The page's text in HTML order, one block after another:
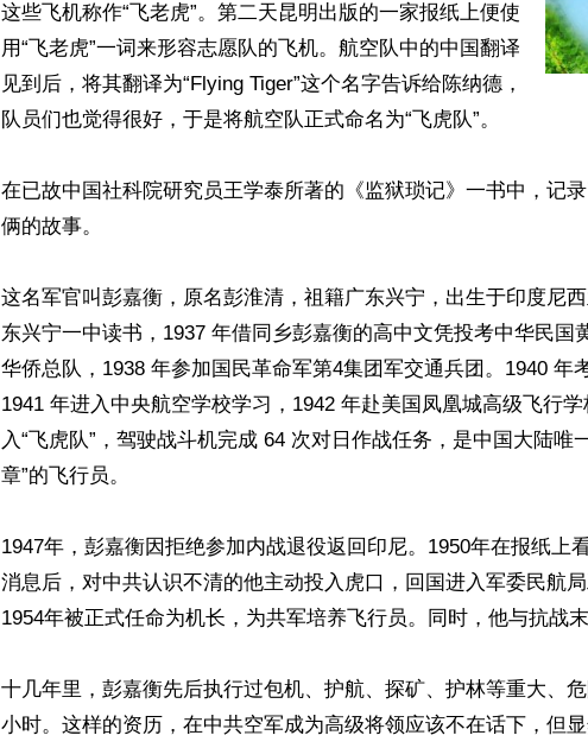
这些飞机称作“飞老虎”。第二天昆明出版的一家报纸上便使
用“飞老虎”一词来形容志愿队的飞机。航空队中的中国翻译
见到后，将其翻译为“Flying Tiger”这个名字告诉给陈纳德，
队员们也觉得很好，于是将航空队正式命名为“飞虎队”。
在已故中国社科院研究员王学泰所著的《监狱琐记》一书中，记
俩的故事。
这名军官叫彭嘉衡，原名彭淮清，祖籍广东兴宁，出生于印度尼
东兴宁一中读书，1937 年借同乡彭嘉衡的高中文凭投考中华民国
华侨总队，1938 年参加国民革命军第4集团军交通兵团。‌‌‌1940 年考入中央陆军军官学校，
1941 年进入中央航空学校学习，1942 年赴美国凤凰城高级飞行
入“飞虎队”，驾驶战斗机完成 64 次对日作战任务，是‌中国大陆唯一获美国“优异飞行十字勋
章”的飞行员‌。
1947年，彭嘉衡因拒绝参加内战退役返回印尼。1950年在报纸上
消息后，对中共认识不清的他主动投入虎口，回国进入军委民航
1954年被正式任命为机长，为共军培养飞行员。同时，他与抗战
十几年里，彭嘉衡先后执行过包机、护航、探矿、护林等重大、
小时。这样的资历，在中共空军成为高级将领应该不在话下，但